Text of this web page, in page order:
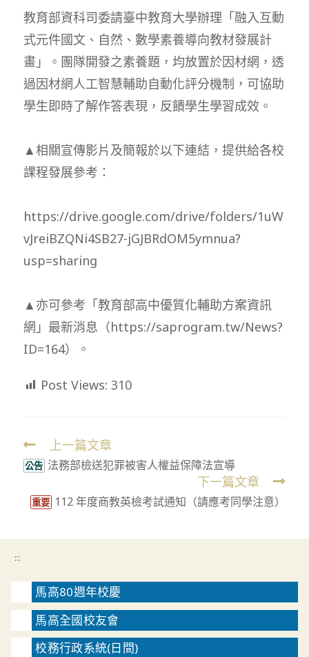
教育部資科司委請臺中教育大學辦理「融入互動
式元件國文、自然、數學素養導向教材發展計
畫」。團隊開發之素養題，均放置於因材網，透
過因材網人工智慧輔助自動化評分機制，可協助
學生即時了解作答表現，反饋學生學習成效。
▲相關宣傳影片及簡報於以下連結，提供給各校
課程發展參考：
https://drive.google.com/drive/folders/1uW
vJreiBZQNi4SB27-jGJBRdOM5ymnua?
usp=sharing
▲亦可參考「教育部高中優質化輔助方案資訊
網」最新消息（https://saprogram.tw/News?
ID=164）。
Post Views: 310
Read
more
上一篇文章
公告 法務部檢送犯罪被害人權益保障法宣導
下一篇文章
重要 112 年度商教英檢考試通知（請應考同學注意）
:::
馬高80週年校慶
馬高全國校友會
校務行政系統(日間)